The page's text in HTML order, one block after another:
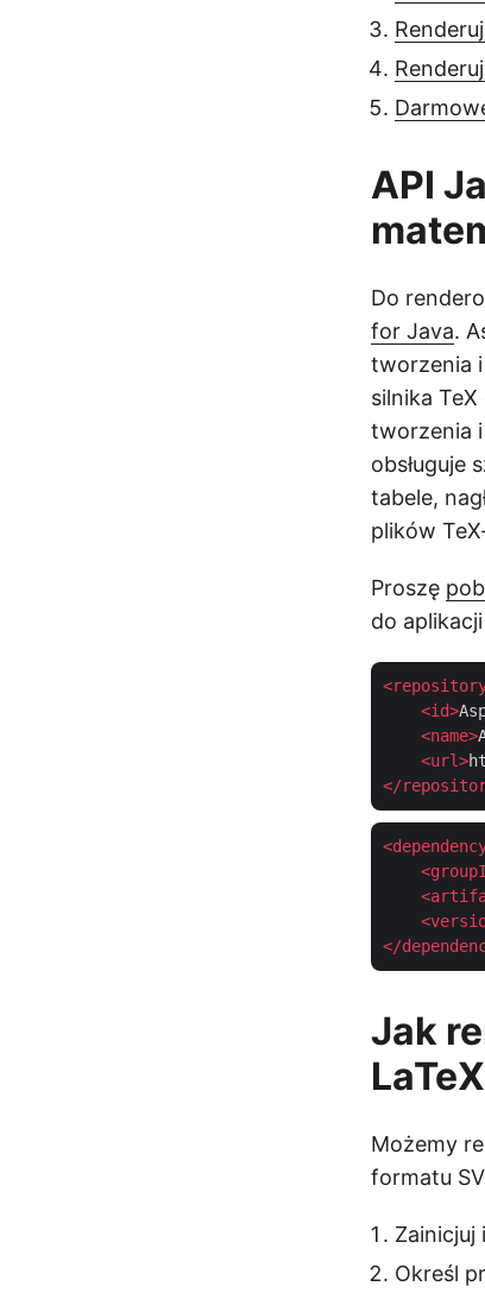
API
Do
for Java.
tworzenia
silnika
tworzenia
obsługuje
tabele,
plików
Proszę
do
<
<id>
<name>
<url>
</
<
<
<
<
</
Jak
Możemy
formatu
Zainicjuj
Określ